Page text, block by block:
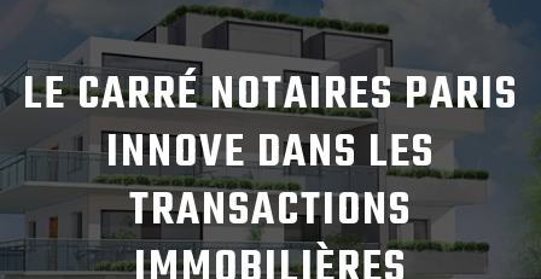
LE CARRÉ NOTAIRES PARIS
INNOVE DANS LES
TRANSACTIONS